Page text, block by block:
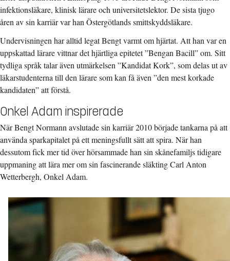
infektionsläkare, klinisk lärare och universitetslektor. De sista tjugo
åren av sin karriär var han Östergötlands smittskyddsläkare.
Undervisningen har alltid legat Bengt varmt om hjärtat. Att han var en
uppskattad lärare vittnar det hjärtliga epitetet ”Bengan Bacill” om. Sitt
tydliga språk talar även utmärkelsen ”Kandidat Kork”, som delas ut av
läkarstudenterna till den lärare som kan få även ”den mest korkade
kandidaten” att förstå.
Onkel Adam inspirerade
När Bengt Normann avslutade sin karriär 2010 började tankarna på att
använda sparkapitalet på ett meningsfullt sätt att spira. När han
dessutom fick mer tid över hörsammade han sin skånefamiljs tidigare
uppmaning att lära mer om sin fascinerande släkting Carl Anton
Wetterbergh, Onkel Adam.